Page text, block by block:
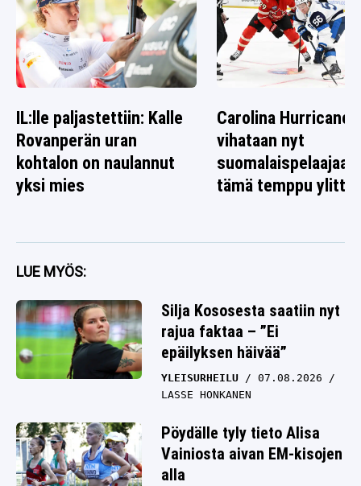
IL:lle paljastettiin: Kalle
Rovanperän uran
kohtalon on naulannut
yksi mies
Carolina
vihataan nyt
suomalaispelaajaa
tämä temppu ylitti
LUE MYÖS:
Silja Kososesta saatiin nyt
rajua faktaa – ”Ei
epäilyksen häivää”
YLEISURHEILU
07.08.2026
LASSE HONKANEN
Pöydälle tyly tieto Alisa
Vainiosta aivan EM-kisojen
alla